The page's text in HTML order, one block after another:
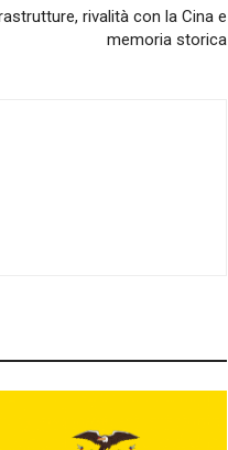
rivalità con la Cina e
memoria storica